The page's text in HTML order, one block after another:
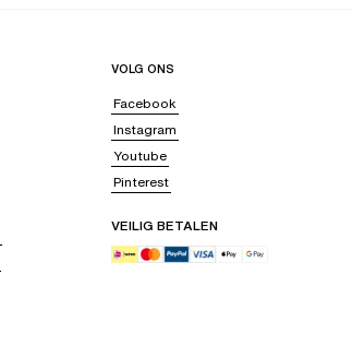
VOLG ONS
Facebook
Instagram
Youtube
Pinterest
VEILIG BETALEN